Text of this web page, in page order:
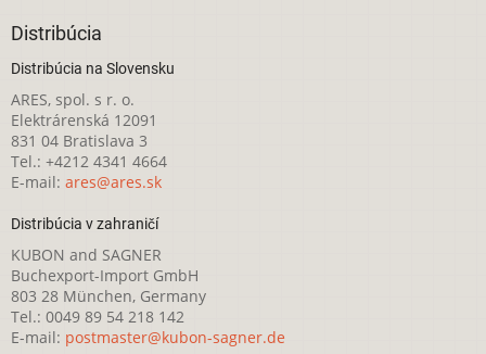
Distribúcia
Distribúcia na Slovensku
ARES, spol. s r. o.
Elektrárenská 12091
831 04 Bratislava 3
Tel.: +4212 4341 4664
E-mail: ares@ares.sk
Distribúcia v zahraničí
KUBON and SAGNER
Buchexport-Import GmbH
803 28 München, Germany
Tel.: 0049 89 54 218 142
E-mail: postmaster@kubon-sagner.de